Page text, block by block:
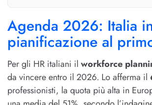
Agenda 2026: Italia
pianificazione al
Per gli HR italiani il workforce
da vincere entro il 2026. Lo afferma il
professionisti, la quota più alta in